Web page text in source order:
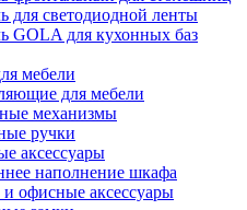
для светодиодной ленты
GOLA для кухонных баз
мебели
для мебели
механизмы
ручки
аксессуары
наполнение шкафа
и офисные аксессуары